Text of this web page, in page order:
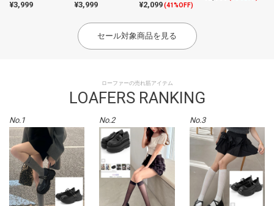
¥3,999 ¥3,999
ル
¥2,099(41%OFF)
セール対象商品を見る
ローファーの売れ筋アイテム
LOAFERS RANKING
No.1 No.2 No.3